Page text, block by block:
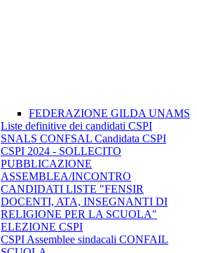
FEDERAZIONE GILDA UNAMS
Liste definitive dei candidati CSPI
SNALS CONFSAL Candidata CSPI
CSPI 2024 - SOLLECITO
PUBBLICAZIONE
ASSEMBLEA/INCONTRO
CANDIDATI LISTE "FENSIR
DOCENTI, ATA, INSEGNANTI DI
RELIGIONE PER LA SCUOLA"
ELEZIONE CSPI
CSPI Assemblee sindacali CONFAIL